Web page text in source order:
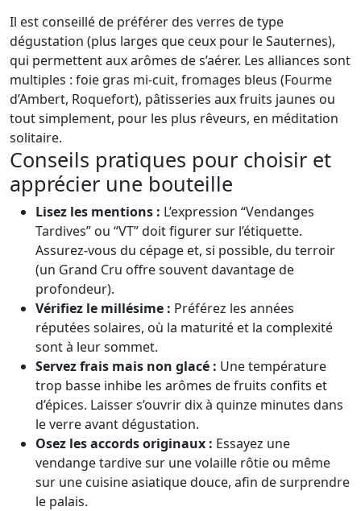
Il est conseillé de préférer des verres de type
dégustation (plus larges que ceux pour le Sauternes),
qui permettent aux arômes de s’aérer. Les alliances sont
multiples : foie gras mi-cuit, fromages bleus (Fourme
d’Ambert, Roquefort), pâtisseries aux fruits jaunes ou
tout simplement, pour les plus rêveurs, en méditation
solitaire.
Conseils pratiques pour choisir et
apprécier une bouteille
Lisez les mentions : L’expression “Vendanges
Tardives” ou “VT” doit figurer sur l’étiquette.
Assurez-vous du cépage et, si possible, du terroir
(un Grand Cru offre souvent davantage de
profondeur).
Vérifiez le millésime : Préférez les années
réputées solaires, où la maturité et la complexité
sont à leur sommet.
Servez frais mais non glacé : Une température
trop basse inhibe les arômes de fruits confits et
d’épices. Laisser s’ouvrir dix à quinze minutes dans
le verre avant dégustation.
Osez les accords originaux : Essayez une
vendange tardive sur une volaille rôtie ou même
sur une cuisine asiatique douce, afin de surprendre
le palais.